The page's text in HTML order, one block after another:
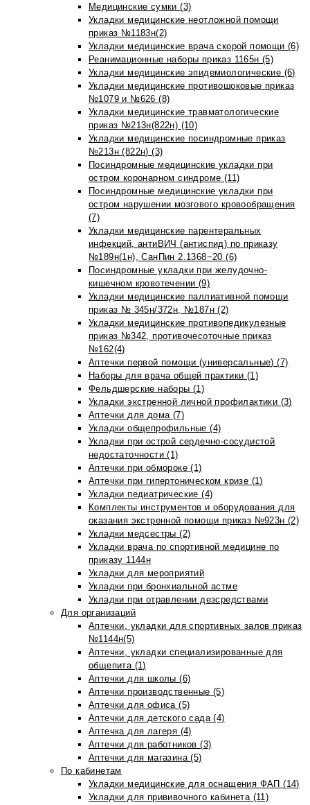
Медицинские сумки (3)
Укладки медицинские неотложной помощи
приказ №1183н(2)
Укладки медицинские врача скорой помощи (6)
Реанимационные наборы приказ 1165н (5)
Укладки медицинские эпидемиологические (6)
Укладки медицинские противошоковые приказ
№1079 и №626 (8)
Укладки медицинские травматологические
приказ №213н(822н) (10)
Укладки медицинские посиндромные приказ
№213н (822н) (3)
Посиндромные медицинские укладки при
остром коронарном синдроме (11)
Посиндромные медицинские укладки при
остром нарушении мозгового кровообращения
(7)
Укладки медицинские парентеральных
инфекций, антиВИЧ (антиспид) по приказу
№189н(1н), СанПин 2.1368−20 (6)
Посиндромные укладки при желудочно-
кишечном кровотечении (9)
Укладки медицинские паллиативной помощи
приказ № 345н/372н, №187н (2)
Укладки медицинские противопедикулезные
приказ №342, противочесоточные приказ
№162(4)
Аптечки первой помощи (универсальные) (7)
Наборы для врача общей практики (1)
Фельдшерские наборы (1)
Укладки экстренной личной профилактики (3)
Аптечки для дома (7)
Укладки общепрофильные (4)
Укладки при острой сердечно-сосудистой
недостаточности (1)
Аптечки при обмороке (1)
Аптечки при гипертоническом кризе (1)
Укладки педиатрические (4)
Комплекты инструментов и оборудования для
оказания экстренной помощи приказ №923н (2)
Укладки медсестры (2)
Укладки врача по спортивной медицине по
приказу 1144н
Укладки для мероприятий
Укладки при бронхиальной астме
Укладки при отравлении дезсредствами
Для организаций
Аптечки, укладки для спортивных залов приказ
№1144н(5)
Аптечки, укладки специализированные для
общепита (1)
Аптечки для школы (6)
Аптечки производственные (5)
Аптечки для офиса (5)
Аптечки для детского сада (4)
Аптечка для лагеря (4)
Аптечки для работников (3)
Аптечки для магазина (5)
По кабинетам
Укладки медицинские для оснащения ФАП (14)
Укладки для прививочного кабинета (11)